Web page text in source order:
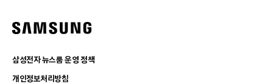
삼성전자 뉴스룸 운영 정책
개인정보처리방침